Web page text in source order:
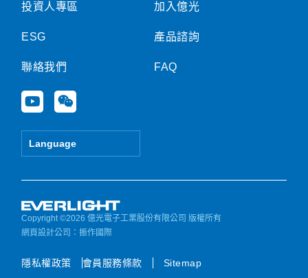
投資人專區
ESG
聯絡我們
Y
o
u
e
W
e
i
Language
加入億光
產品諮詢
FAQ
Copyright ©2026 億光電子工業股份有限公司 版權所有
網頁設計公司 ：振作國際
隱私權政策 會員服務條款 Sitemap